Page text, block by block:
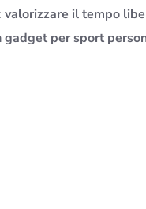
valorizzare il tempo
gadget per sport